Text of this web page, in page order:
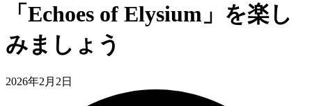
「Echoes of Elysium」を楽し
みましょう
2026年2月2日